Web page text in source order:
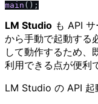
main
LM Studio も API
から手動で起動する
して動作するため、
利用できる点が便利
LM Studio の API 起